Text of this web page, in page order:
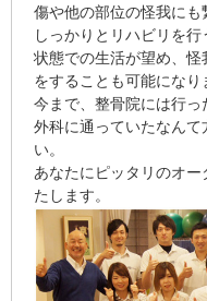
傷や他の部位の怪我にも
しっかりとリハビリを
状態での生活が望め、
をすることも可能になり
今まで、整骨院には行
外科に通っていたなんて
い。
あなたにピッタリのオ
たします。